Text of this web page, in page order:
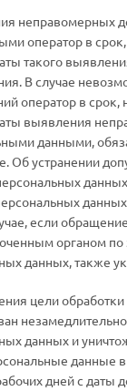
неправомерных
оператор в
такого
В случае
оператор в
выявления
данными,
Об устранении
если
органом по
данных, также
цели
данных и
данные в
дней с даты